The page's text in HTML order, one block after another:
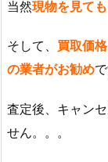
当然現物を見て
そして、 買取価
の業者がお勧め
査定後、キャン
せん。。。